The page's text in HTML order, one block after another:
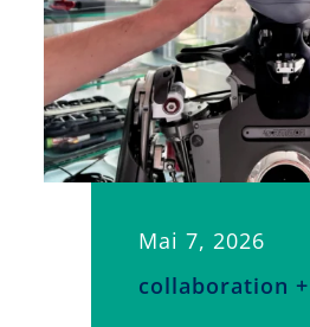
Mai 7, 2026
collaboration